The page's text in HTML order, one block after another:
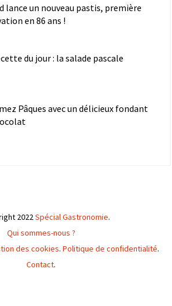
lance un nouveau pastis, première
en 86 ans !
du jour : la salade pascale
Pâques avec un délicieux fondant
2022Spécial Gastronomie.
Qui sommes-nous ?
des cookies. Politique de confidentialité.
Contact.